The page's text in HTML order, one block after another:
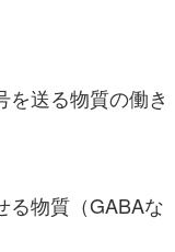
送る物質の働き
る物質（GABAな